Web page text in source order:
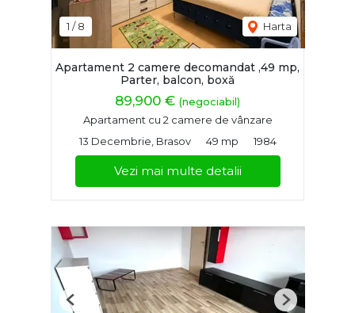
1 /8 Harta
Apartament 2 camere decomandat ,49 mp,
Parter, balcon, boxă
89,900 € (negociabil)
Apartament cu 2 camere de vânzare
13 Decembrie, Brasov
49 mp 1984
Vezi mai multe detalii
Previous Next